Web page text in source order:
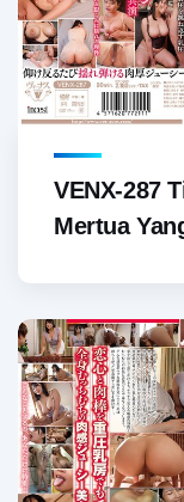
VENX-287
Mertua